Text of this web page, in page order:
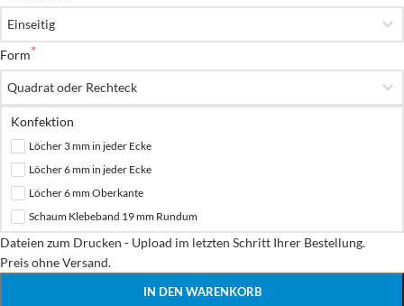
Form
Konfektion
Löcher 3 mm in jeder Ecke
Löcher 6 mm in jeder Ecke
Löcher 6 mm Oberkante
Schaum Klebeband 19 mm Rundum
Dateien zum Drucken - Upload im letzten Schritt Ihrer Bestellung.
Preis ohne Versand.
IN DEN WARENKORB